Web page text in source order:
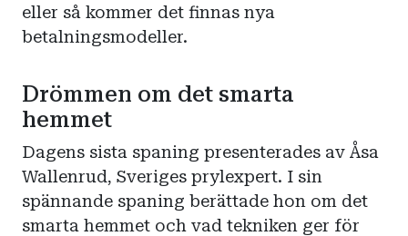
eller så kommer det finnas nya
betalningsmodeller.
Drömmen om det smarta
hemmet
Dagens sista spaning presenterades av Åsa
Wallenrud, Sveriges prylexpert. I sin
spännande spaning berättade hon om det
smarta hemmet och vad tekniken ger för